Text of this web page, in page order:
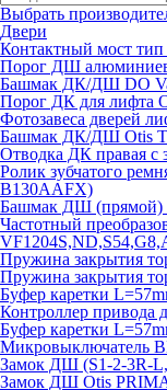
Выбрать
Двери
Контактный мост тип
Порог ДШ
Башмак ДК/ДШ DO
Порог ДК для лифта
Фотозавеса дверей
Башмак ДК/ДШ Otis
Отводка ДК правая
Ролик зубчатого
B130AAFX)
Башмак ДШ (прямой)
Частотный
Пружина закрытия
Пружина закрытия
Буфер каретки
Контроллер привода
Буфер каретки
Микровыключатель
Замок ДШ (S1-2-3R-
Замок ДШ Otis